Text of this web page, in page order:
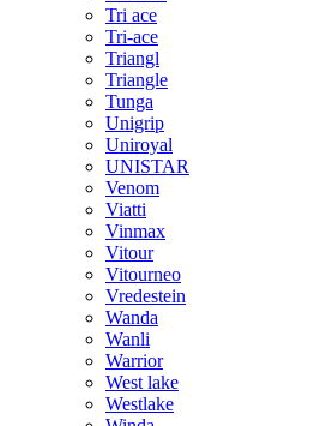
Tri ace
Tri-ace
Triangl
Triangle
Tunga
Unigrip
Uniroyal
UNISTAR
Venom
Viatti
Vinmax
Vitour
Vitourneo
Vredestein
Wanda
Wanli
Warrior
West lake
Westlake